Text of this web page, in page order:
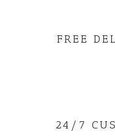
FREE
24/7